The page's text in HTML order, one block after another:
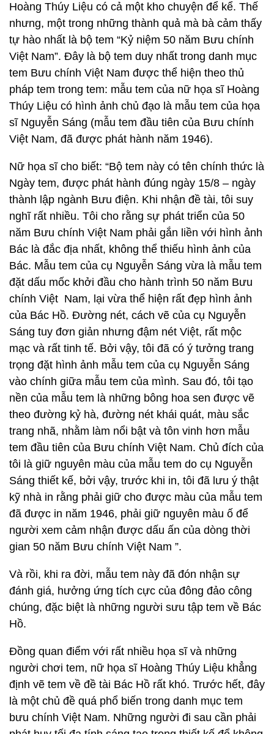
Hoàng Thúy Liệu có cả một kho chuyện để kể. Thế
nhưng, một trong những thành quả mà bà cảm thấy
tự hào nhất là bộ tem “Kỷ niệm 50 năm Bưu chính
Việt Nam”. Đây là bộ tem duy nhất trong danh mục
tem Bưu chính Việt Nam được thể hiện theo thủ
pháp tem trong tem: mẫu tem của nữ họa sĩ Hoàng
Thúy Liệu có hình ảnh chủ đạo là mẫu tem của họa
sĩ Nguyễn Sáng (mẫu tem đầu tiên của Bưu chính
Việt Nam, đã được phát hành năm 1946).
Nữ họa sĩ cho biết: “Bộ tem này có tên chính thức là
Ngày tem, được phát hành đúng ngày 15/8 – ngày
thành lập ngành Bưu điện. Khi nhận đề tài, tôi suy
nghĩ rất nhiều. Tôi cho rằng sự phát triển của 50
năm Bưu chính Việt Nam phải gắn liền với hình ảnh
Bác là đắc địa nhất, không thể thiếu hình ảnh của
Bác. Mẫu tem của cụ Nguyễn Sáng vừa là mẫu tem
đặt dấu mốc khởi đầu cho hành trình 50 năm Bưu
chính Việt Nam, lại vừa thể hiện rất đẹp hình ảnh
của Bác Hồ. Đường nét, cách vẽ của cụ Nguyễn
Sáng tuy đơn giản nhưng đậm nét Việt, rất mộc
mạc và rất tinh tế. Bởi vậy, tôi đã có ý tưởng trang
trọng đặt hình ảnh mẫu tem của cụ Nguyễn Sáng
vào chính giữa mẫu tem của mình. Sau đó, tôi tạo
nền của mẫu tem là những bông hoa sen được vẽ
theo đường kỷ hà, đường nét khái quát, màu sắc
trang nhã, nhằm làm nổi bật và tôn vinh hơn mẫu
tem đầu tiên của Bưu chính Việt Nam. Chủ đích của
tôi là giữ nguyên màu của mẫu tem do cụ Nguyễn
Sáng thiết kế, bởi vậy, trước khi in, tôi đã lưu ý thật
kỹ nhà in rằng phải giữ cho được màu của mẫu tem
đã được in năm 1946, phải giữ nguyên màu ố để
người xem cảm nhận được dấu ấn của dòng thời
gian 50 năm Bưu chính Việt Nam ”.
Và rồi, khi ra đời, mẫu tem này đã đón nhận sự
đánh giá, hưởng ứng tích cực của đông đảo công
chúng, đặc biệt là những người sưu tập tem về Bác
Hồ.
Đồng quan điểm với rất nhiều họa sĩ và những
người chơi tem, nữ họa sĩ Hoàng Thúy Liệu khẳng
định vẽ tem về đề tài Bác Hồ rất khó. Trước hết, đây
là một chủ đề quá phổ biến trong danh mục tem
bưu chính Việt Nam. Những người đi sau cần phải